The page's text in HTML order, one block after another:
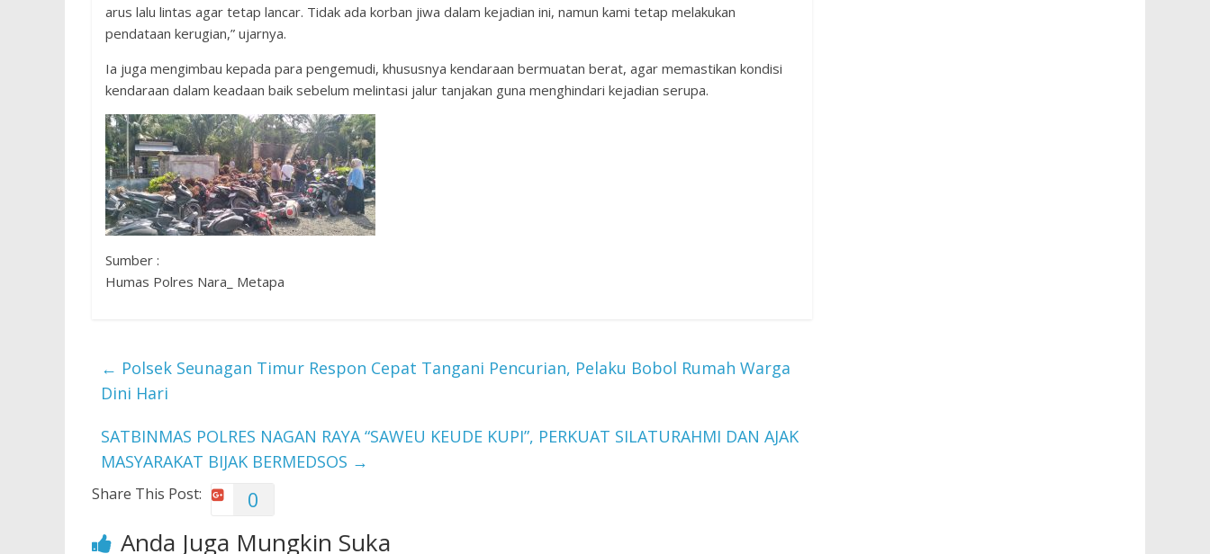
arus lalu lintas agar tetap lancar. Tidak ada korban jiwa dalam kejadian ini, namun kami tetap melakukan
pendataan kerugian,” ujarnya.
Ia juga mengimbau kepada para pengemudi, khususnya kendaraan bermuatan berat, agar memastikan kondisi
kendaraan dalam keadaan baik sebelum melintasi jalur tanjakan guna menghindari kejadian serupa.
Sumber :
Humas Polres Nara_ Metapa
← Polsek Seunagan Timur Respon Cepat Tangani Pencurian, Pelaku Bobol Rumah Warga
Dini Hari
SATBINMAS POLRES NAGAN RAYA “SAWEU KEUDE KUPI”, PERKUAT SILATURAHMI DAN AJAK
MASYARAKAT BIJAK BERMEDSOS →
Share This Post: 0
Anda Juga Mungkin Suka